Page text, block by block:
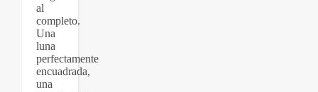
al
completo.
Una
luna
perfectamente
encuadrada,
una